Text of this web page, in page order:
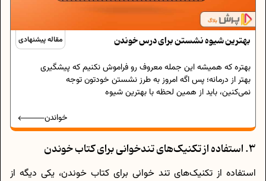
مقاله پیشنهادی بهترین شیوه نشستن برای درس خوندن
بهتره که همیشه این جمله معروف رو فراموش نکنیم که پیشگیری
بهتر از درمانه؛ پس اگه امروز به طرز نشستن خودتون توجه
نمی‌‌کنین، باید از همین لحظه با بهترین شیوه
خواندن
3. استفاده از تکنیک‌های تندخوانی برای کتاب خوندن
استفاده از تکنیک‌های تند خوانی برای کتاب خوندن، یکی دیگه از